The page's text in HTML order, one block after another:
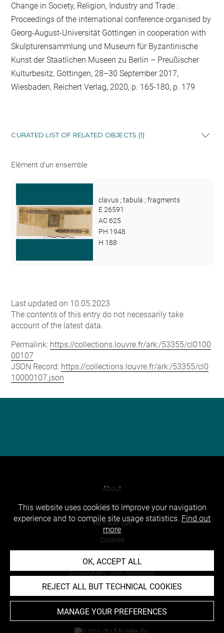
Change in Society, Religion, Industry and Trade :
Proceedings of the international conference organised by
Georg-August-Universität Göttingen in cooperation with
Skulpturensammlung und Museum für Byzantinische
Kunst der Staatlichen Museen zu Berlin – Preußischer
Kulturbesitz, Göttingen, 28–30 September 2017,
Wiesbaden, Reichert Verlag, 2020, p. 165-180, p. 179
CURATED LIST OF RELATED OBJECTS (1)
Elément d'un ensemble
clavus ; tabula ; fragments
E 26591
AC 625
PH 1948
H 188
Last updated on 10.05.2023
The contents of this entry do not necessarily take
account of the latest data.
Permalink: https://collections.louvre.fr/ark:/53355/cl0100
00107
JSON Record: https://collections.louvre.fr/ark:/53355/cl0
10000107.json
About
Contact Us
Terms of use
Cookies
Credits
Accessibility : non compliant
This website uses cookies to improve your navigation
experience and to compile site usage statistics. Find out
more
OK, ACCEPT ALL
REJECT ALL BUT TECHNICAL COOKIES
MANAGE YOUR PREFERENCES